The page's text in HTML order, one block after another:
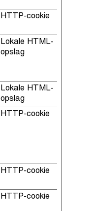
HTTP-cookie
Lokale HTML-
opslag
Lokale HTML-
opslag
HTTP-cookie
HTTP-cookie
HTTP-cookie